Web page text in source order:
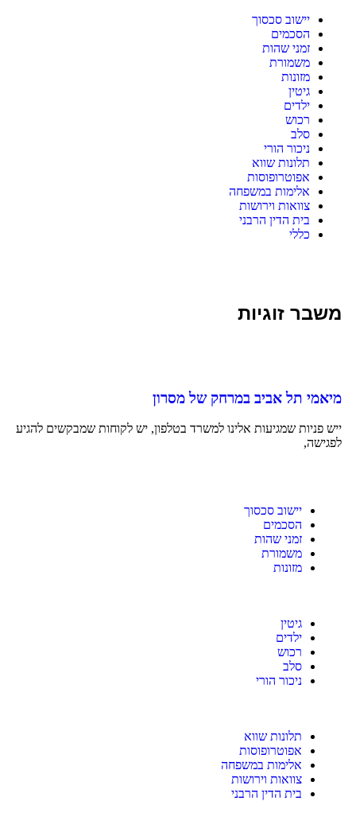
יישוב סכסוך
הסכמים
זמני שהות
משמורת
מזונות
גיטין
ילדים
רכוש
סלב
ניכור הורי
תלונות שווא
אפוטרופוסות
אלימות במשפחה
צוואות וירושות
בית הדין הרבני
כללי
משבר זוגיות
מיאמי תל אביב במרחק של מסרון
ייש פניות שמגיעות אלינו למשרד בטלפון, יש לקוחות שמבקשים להגיע
לפגישה,
יישוב סכסוך
הסכמים
זמני שהות
משמורת
מזונות
גיטין
ילדים
רכוש
סלב
ניכור הורי
תלונות שווא
אפוטרופוסות
אלימות במשפחה
צוואות וירושות
בית הדין הרבני